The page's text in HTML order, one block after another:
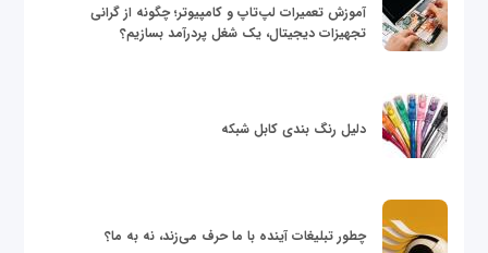
آموزش تعمیرات لپ‌تاپ و کامپیوتر؛ چگونه از گرانی
تجهیزات دیجیتال، یک شغل پردرآمد بسازیم؟
دلیل رنگ بندی کابل شبکه
چطور تبلیغات آینده با ما حرف می‌زند، نه به ما؟